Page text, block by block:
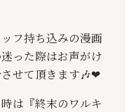
フ持ち込みの漫画
った際はお声がけ
せて頂きます🎶❤︎
は『終末のワルキ